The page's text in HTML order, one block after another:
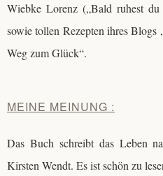
Wiebke Lorenz („Bald ruhest
sowie tollen Rezepten ihres
Weg zum Glück“.
MEINE MEINUNG :
Das Buch schreibt das Leben
Kirsten Wendt. Es ist schön zu